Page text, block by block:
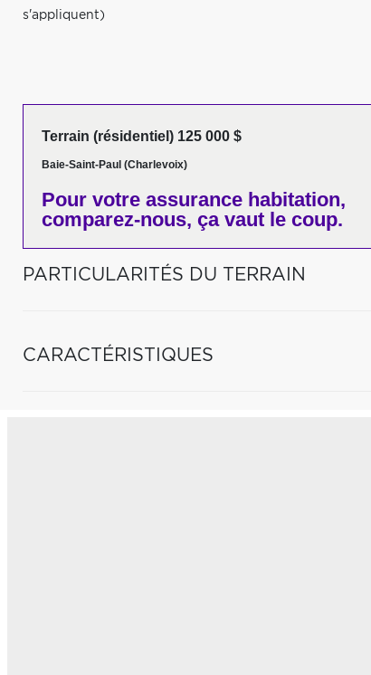
s'appliquent)
Terrain (résidentiel) 125 000 $
Baie-Saint-Paul (Charlevoix)
Pour votre assurance habitation,
comparez-nous, ça vaut le coup.
PARTICULARITÉS DU TERRAIN
CARACTÉRISTIQUES